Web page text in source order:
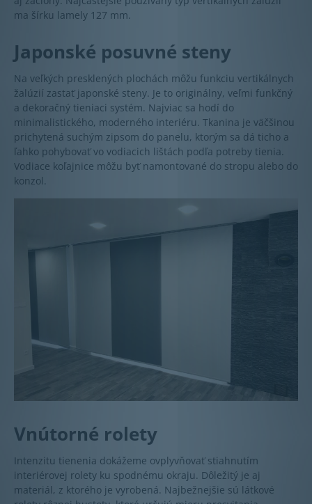
ma šírku lamely 127 mm.
Japonské posuvné steny
Na veľkých presklených plochách môžu funkciu vertikálnych
žalúzií zastať japonské steny. Je to originálny, veľmi funkčný
a dekoračný tieniaci systém. Najviac sa hodí do
minimalistického, moderného interiéru. Tkanina je väčšinou
prichytená suchým zipsom do panelu, ktorým sa dá ticho a
ľahko pohybovať vo vodiacich lištách podľa potreby tienia.
Vodiace koľajnice môžu byť namontované do stropu alebo do
konzol.
Vnútorné rolety
Intenzitu tienenia dokážeme ovplyvňovať stiahnutím
interiérovej rolety ku spodnému okraju. Dôležitý je aj
materiál, z ktorého je vyrobená. Najbežnejšie sú látkové